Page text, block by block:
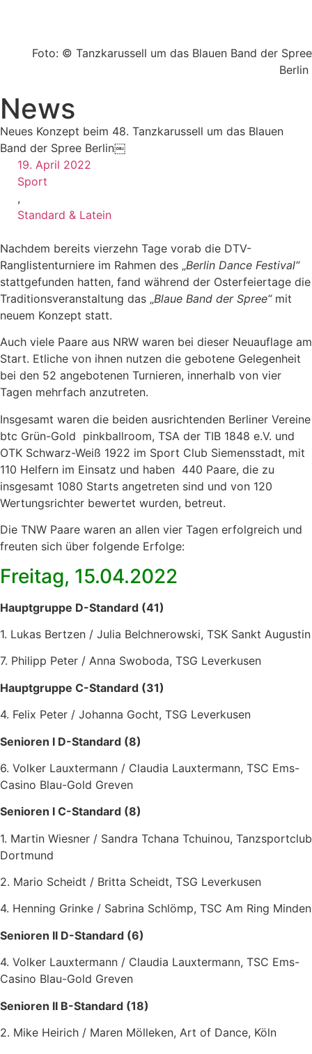
Foto: © Tanzkarussell um das Blauen Band der Spree
Berlin
News
Neues Konzept beim 48. Tanzkarussell um das Blauen
Band der Spree Berlin￼
19. April 2022
Sport
,
Standard & Latein
Nachdem bereits vierzehn Tage vorab die DTV-
Ranglistenturniere im Rahmen des „Berlin Dance Festival“
stattgefunden hatten, fand während der Osterfeiertage die
Traditionsveranstaltung das „Blaue Band der Spree“mit
neuem Konzept statt.
Auch viele Paare aus NRW waren bei dieser Neuauflage am
Start. Etliche von ihnen nutzen die gebotene Gelegenheit
bei den 52 angebotenen Turnieren, innerhalb von vier
Tagen mehrfach anzutreten.
Insgesamt waren die beiden ausrichtenden Berliner Vereine
btc Grün-Gold pinkballroom, TSA der TIB 1848 e.V. und
OTK Schwarz-Weiß 1922 im Sport Club Siemensstadt, mit
110 Helfern im Einsatz und haben 440 Paare, die zu
insgesamt 1080 Starts angetreten sind und von 120
Wertungsrichter bewertet wurden, betreut.
Die TNW Paare waren an allen vier Tagen erfolgreich und
freuten sich über folgende Erfolge:
Freitag, 15.04.2022
Hauptgruppe D-Standard (41)
1. Lukas Bertzen / Julia Belchnerowski, TSK Sankt Augustin
7. Philipp Peter / Anna Swoboda, TSG Leverkusen
Hauptgruppe C-Standard (31)
4. Felix Peter / Johanna Gocht, TSG Leverkusen
Senioren I D-Standard (8)
6. Volker Lauxtermann / Claudia Lauxtermann, TSC Ems-
Casino Blau-Gold Greven
Senioren I C-Standard (8)
1. Martin Wiesner / Sandra Tchana Tchuinou, Tanzsportclub
Dortmund
2. Mario Scheidt / Britta Scheidt, TSG Leverkusen
4. Henning Grinke / Sabrina Schlömp, TSC Am Ring Minden
Senioren II D-Standard (6)
4. Volker Lauxtermann / Claudia Lauxtermann, TSC Ems-
Casino Blau-Gold Greven
Senioren II B-Standard (18)
2. Mike Heirich / Maren Mölleken, Art of Dance, Köln